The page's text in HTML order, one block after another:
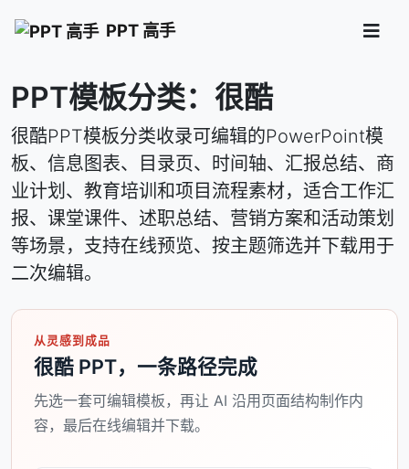
PPT 高手
PPT模板分类：很酷
很酷PPT模板分类收录可编辑的PowerPoint模
板、信息图表、目录页、时间轴、汇报总结、商
业计划、教育培训和项目流程素材，适合工作汇
报、课堂课件、述职总结、营销方案和活动策划
等场景，支持在线预览、按主题筛选并下载用于
二次编辑。
从灵感到成品
很酷 PPT，一条路径完成
先选一套可编辑模板，再让 AI 沿用页面结构制作内
容，最后在线编辑并下载。